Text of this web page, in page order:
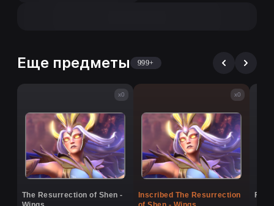
Еще предметы 999+
x0
The Resurrection of Shen -
x0
Inscribed The Resurrection